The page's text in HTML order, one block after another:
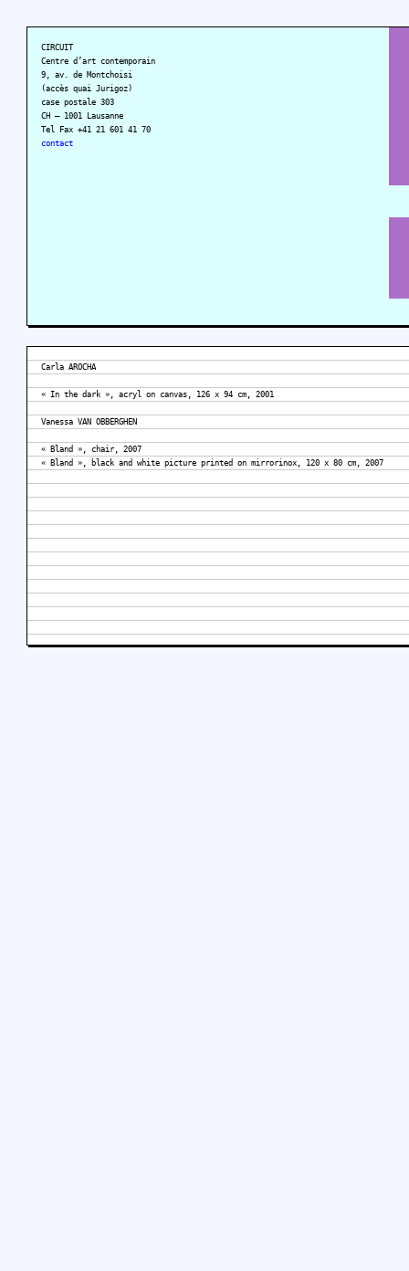
CIRCUIT
Centre d’art contemporain
9, av. de Montchoisi
(accès quai Jurigoz)
case postale 303
CH – 1001 Lausanne
Tel Fax +41 21 601 41 70
contact
Carla AROCHA
« In the dark », acryl on canvas, 126 x 94 cm, 2001
Vanessa VAN OBBERGHEN
« Bland », chair, 2007
« Bland », black and white picture printed on mirrorinox, 120 x 80 cm, 2007